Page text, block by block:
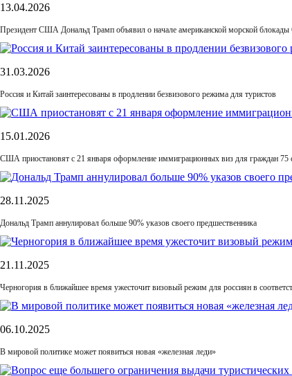
13.04.2026
Президент США Дональд Трамп объявил о начале американской морской блокады
31.03.2026
Россия и Китай заинтересованы в продлении безвизового режима для туристов
15.01.2026
США приостановят с 21 января оформление иммиграционных виз для граждан 75
28.11.2025
Дональд Трамп аннулировал больше 90% указов своего предшественника
21.11.2025
Черногория в ближайшее время ужесточит визовый режим для россиян в
06.10.2025
В мировой политике может появиться новая «железная леди»